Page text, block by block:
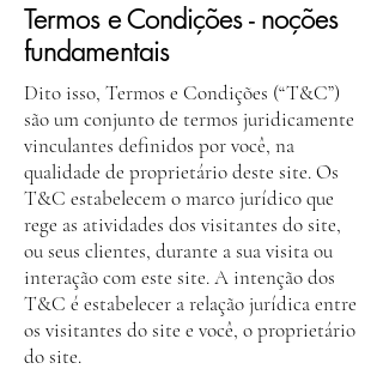
Termos e Condições - noções
fundamentais
Dito isso, Termos e Condições (“T&C”)
são um conjunto de termos juridicamente
vinculantes definidos por você, na
qualidade de proprietário deste site. Os
T&C estabelecem o marco jurídico que
rege as atividades dos visitantes do site,
ou seus clientes, durante a sua visita ou
interação com este site. A intenção dos
T&C é estabelecer a relação jurídica entre
os visitantes do site e você, o proprietário
do site.